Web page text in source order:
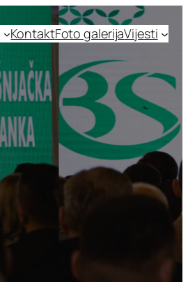
KontaktFoto galerijaVijesti